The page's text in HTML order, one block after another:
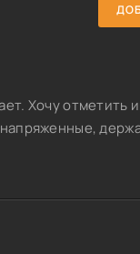
Хочу отметить